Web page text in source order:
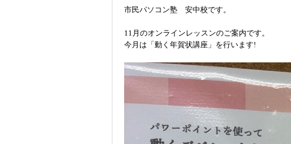
特徴市民パソコン塾 安中校です。
11月のオンラインレッスンのご案内です。
今月は「動く年賀状講座」を行います!